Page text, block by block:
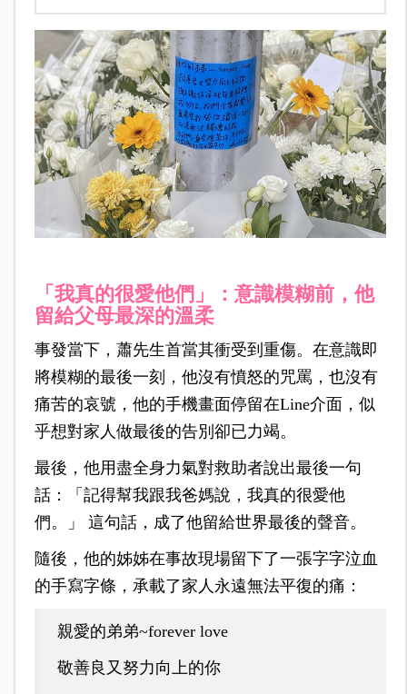
「我真的很愛他們」：意識模糊前，他
留給父母最深的溫柔
事發當下，蕭先生首當其衝受到重傷。在意識即
將模糊的最後一刻，他沒有憤怒的咒罵，也沒有
痛苦的哀號，他的手機畫面停留在Line介面，似
乎想對家人做最後的告別卻已力竭。
最後，他用盡全身力氣對救助者說出最後一句
話：「記得幫我跟我爸媽說，我真的很愛他
們。」
這句話，成了他留給世界最後的聲音。
隨後，他的姊姊在事故現場留下了一張字字泣血
的手寫字條，承載了家人永遠無法平復的痛：
親愛的弟弟~forever love
敬善良又努力向上的你